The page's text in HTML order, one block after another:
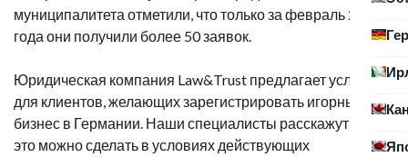
муниципалитета отметили, что только за февраль 2020
года они получили более 50 заявок.
Юридическая компания Law&Trust предлагает услуги
для клиентов, желающих зарегистрировать игорный
бизнес в Германии. Наши специалисты расскажут, как
это можно сделать в условиях действующих